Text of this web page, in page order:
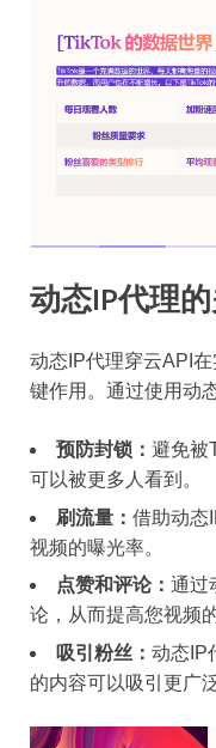
动态IP代理
动态IP代理穿云API
键作用。通过使用动
预防封锁： 避免被
可以被更多人看到。
刷流量： 借助动态
视频的曝光率。
点赞和评论： 通过
论，从而提高您视频
吸引粉丝： 动态IP
的内容可以吸引更广